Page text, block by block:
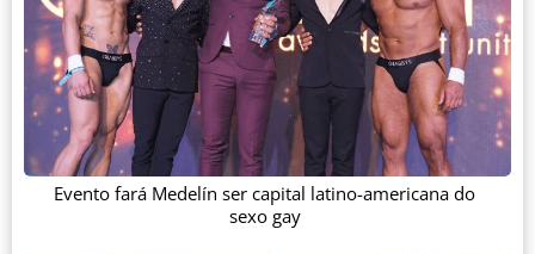
Evento fará Medelín ser capital latino-americana do
sexo gay